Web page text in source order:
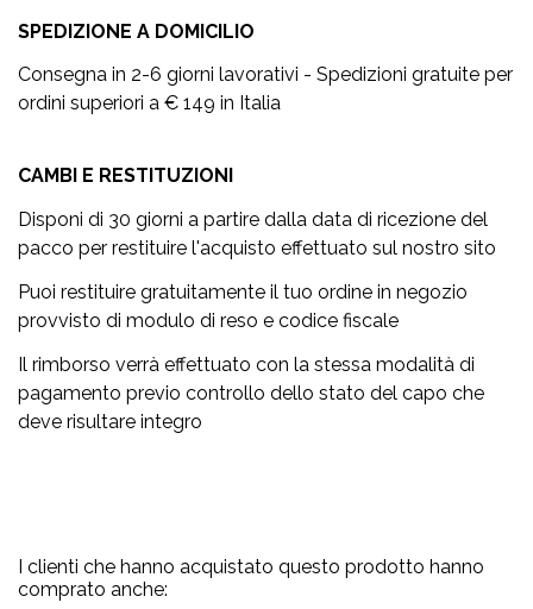
SPEDIZIONE A DOMICILIO
Consegna in 2-6 giorni lavorativi - Spedizioni gratuite per
ordini superiori a € 149 in Italia
CAMBI E RESTITUZIONI
Disponi di 30 giorni a partire dalla data di ricezione del
pacco per restituire l'acquisto effettuato sul nostro sito
Puoi restituire gratuitamente il tuo ordine in negozio
provvisto di modulo di reso e codice fiscale
Il rimborso verrà effettuato con la stessa modalità di
pagamento previo controllo dello stato del capo che
deve risultare integro
I clienti che hanno acquistato questo prodotto hanno
comprato anche: